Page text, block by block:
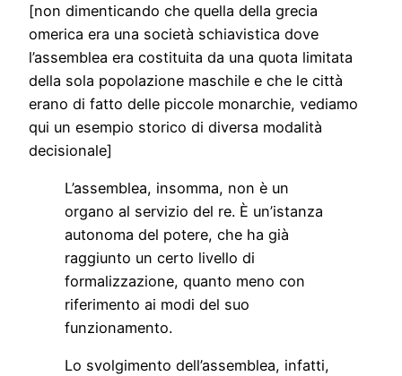
[non dimenticando che quella della grecia
omerica era una società schiavistica dove
l’assemblea era costituita da una quota limitata
della sola popolazione maschile e che le città
erano di fatto delle piccole monarchie, vediamo
qui un esempio storico di diversa modalità
decisionale]
L’assemblea, insomma, non è un
organo al servizio del re. È un’istanza
autonoma del potere, che ha già
raggiunto un certo livello di
formalizzazione, quanto meno con
riferimento ai modi del suo
funzionamento.
Lo svolgimento dell’assemblea, infatti,